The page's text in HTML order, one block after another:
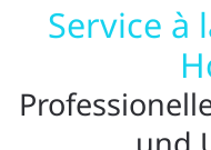
Service à